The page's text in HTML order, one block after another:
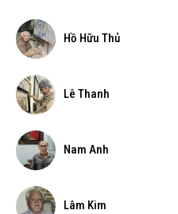
Hồ Hữu Thủ
Lê Thanh
Nam Anh
Lâm Kim